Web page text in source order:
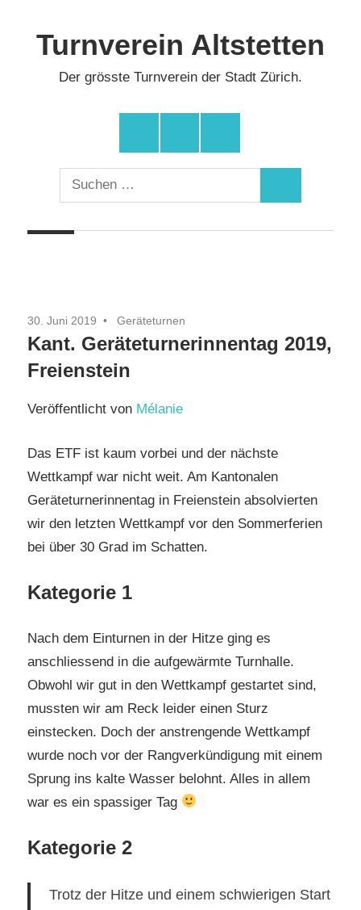
Inhalt
springen
Turnverein Altstetten
Der grösste Turnverein der Stadt Zürich.
Suchen
nach:
30. Juni 2019 Geräteturnen
Kant. Geräteturnerinnentag 2019,
Freienstein
Veröffentlicht von Mélanie
Das ETF ist kaum vorbei und der nächste
Wettkampf war nicht weit. Am Kantonalen
Geräteturnerinnentag in Freienstein absolvierten
wir den letzten Wettkampf vor den Sommerferien
bei über 30 Grad im Schatten.
Kategorie 1
Nach dem Einturnen in der Hitze ging es
anschliessend in die aufgewärmte Turnhalle.
Obwohl wir gut in den Wettkampf gestartet sind,
mussten wir am Reck leider einen Sturz
einstecken. Doch der anstrengende Wettkampf
wurde noch vor der Rangverkündigung mit einem
Sprung ins kalte Wasser belohnt. Alles in allem
war es ein spassiger Tag
Kategorie 2
Trotz der Hitze und einem schwierigen Start